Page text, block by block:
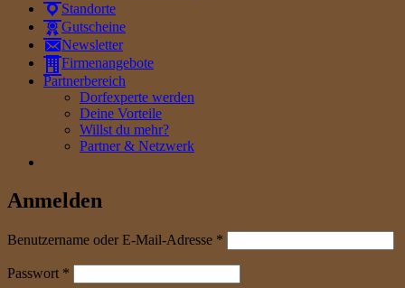
Standorte
Gutscheine
Newsletter
Firmenangebote
Partnerbereich
Dorfexperte werden
Deine Vorteile
Willst du mehr?
Partner & Netzwerk
Anmelden
Benutzername oder E-Mail-Adresse *
Passwort *